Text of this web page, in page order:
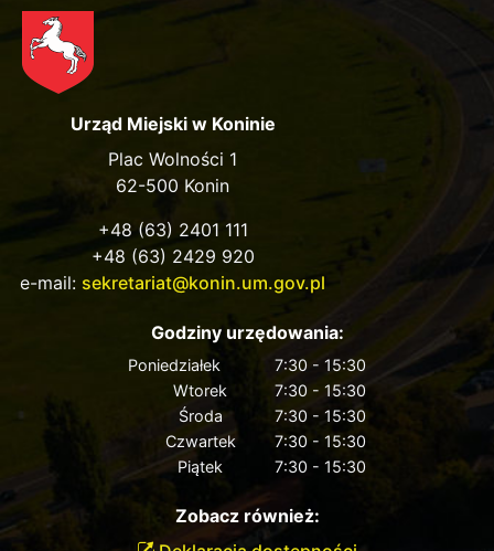
Urząd Miejski w Koninie
Plac Wolności 1
62-500 Konin
+48 (63) 2401 111
+48 (63) 2429 920
e-mail: sekretariat@konin.um.gov.pl
Godziny urzędowania:
Poniedziałek
7:30 - 15:30
Wtorek
7:30 - 15:30
Środa
7:30 - 15:30
Czwartek
7:30 - 15:30
Piątek
7:30 - 15:30
Zobacz również: